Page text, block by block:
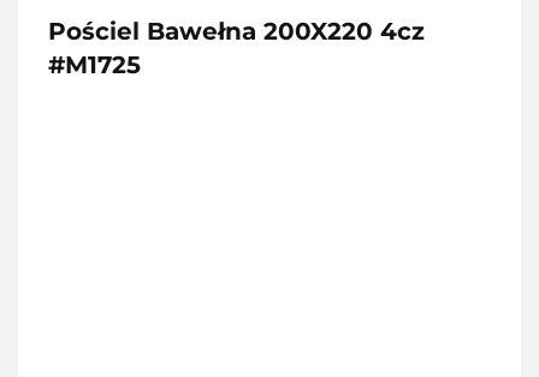
Pościel Bawełna 200X220 4cz
#M1725